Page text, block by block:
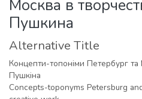
Statistics
Москва в
Пушкина
Alternative Title
Концепти-топоніми Петербург
Пушкіна
Concepts-toponyms Petersburg